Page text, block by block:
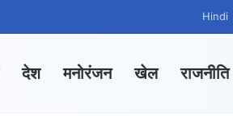
Hindi
देश मनोरंजन खेल राजनीति